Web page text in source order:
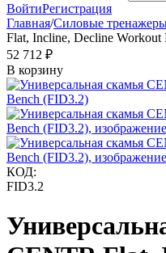
ВойтиРегистрация
Главная/Силовые
Flat, Incline, Decline Workout
52 712 ₽
В корзину
КОД:
FID3.2